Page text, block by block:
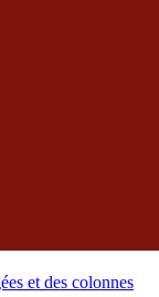
et des colonnes